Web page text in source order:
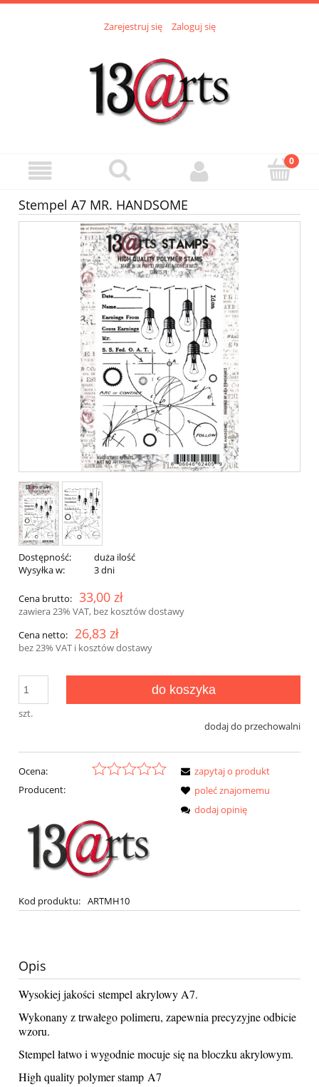
Zarejestruj się Zaloguj się
Stempel A7 MR. HANDSOME
Dostępność:
duża ilość
Wysyłka w:
3 dni
Cena brutto: 33,00 zł
zawiera 23% VAT, bez kosztów dostawy
Cena netto:
26,83 zł
bez 23% VAT i kosztów dostawy
szt.
do koszyka
dodaj do przechowalni
Ocena:
Producent:
Kod produktu: ARTMH10
zapytaj o produkt
poleć znajomemu
dodaj opinię
Opis
Wysokiej jakości stempel akrylowy A7.
Wykonany z trwałego polimeru, zapewnia precyzyjne odbicie
wzoru.
Stempel łatwo i wygodnie mocuje się na bloczku akrylowym.
High quality polymer stamp A7